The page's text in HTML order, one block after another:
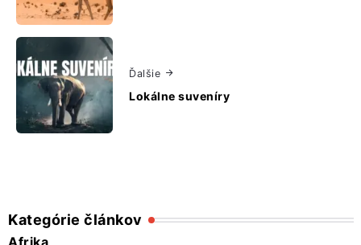
Ďalšie
Lokálne suveníry
Kategórie článkov